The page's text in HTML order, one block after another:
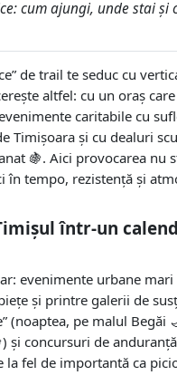
cum ajungi, unde stai și
de trail te seduc cu
altfel: cu un oraș
caritabile cu
Timișoara și cu dealuri
🍇. Aici provocarea nu
în tempo, rezistențăși
într-un
evenimente urbane mari
și printre galerii de
(noaptea, pe malul Begăi
și concursuri de
la fel de importantă ca